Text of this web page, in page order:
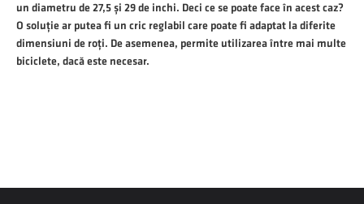
un diametru de 27,5 și 29 de inchi. Deci ce se poate face în acest caz?
O soluție ar putea fi un cric reglabil care poate fi adaptat la diferite
dimensiuni de roți. De asemenea, permite utilizarea între mai multe
biciclete, dacă este necesar.